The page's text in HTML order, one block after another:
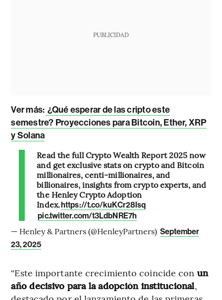
PUBLICIDAD
Ver más: ¿Qué esperar de las cripto este
semestre? Proyecciones para Bitcoin, Ether, XRP
y Solana
Read the full Crypto Wealth Report 2025 now
and get exclusive stats on crypto and Bitcoin
millionaires, centi-millionaires, and
billionaires, insights from crypto experts, and
the Henley Crypto Adoption
Index.https://t.co/kuKCr28lsq
pic.twitter.com/t3LdbNRE7h
— Henley & Partners (@HenleyPartners) September
23, 2025
“Este importante crecimiento coincide con un
año decisivo para la adopción institucional,